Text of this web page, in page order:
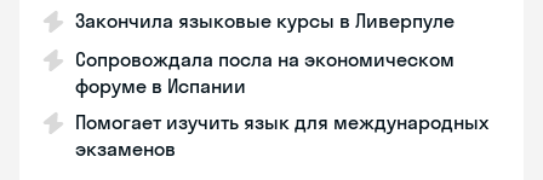
Закончила языковые курсы в Ливерпуле
Сопровождала посла на экономическом
форуме в Испании
Помогает изучить язык для международных
экзаменов